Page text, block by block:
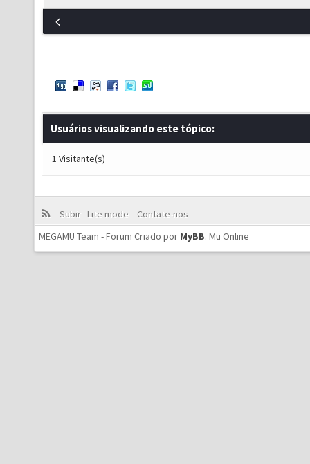
Usuários visualizando este tópico:
1 Visitante(s)
Subir Lite mode
Contate-nos
MEGAMU Team - Forum Criado por MyBB. Mu Online